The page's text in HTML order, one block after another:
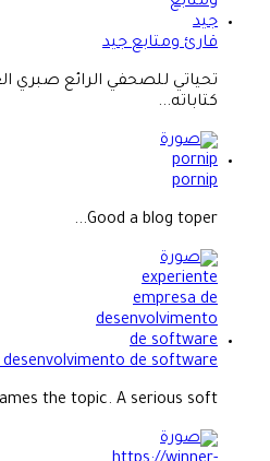
قارئ ومتابع جيد
تحياتي للصحفي الرائع صبري
كتاباته...
pornip
Good a blog toper...
de software
the topic. A serious soft...